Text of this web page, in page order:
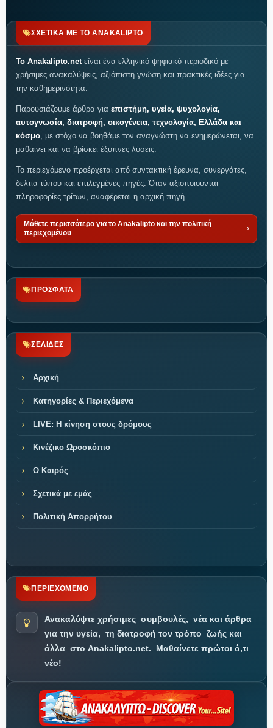
ΣΧΕΤΙΚΑ ΜΕ ΤΟ ANAKALIPTO
Το Anakalipto.netείναι ένα ελληνικό ψηφιακό περιοδικό με
χρήσιμες ανακαλύψεις, αξιόπιστη γνώση και πρακτικές ιδέες για
την καθημερινότητα.
Παρουσιάζουμε άρθρα για επιστήμη, υγεία, ψυχολογία,
αυτογνωσία, διατροφή, οικογένεια, τεχνολογία, Ελλάδα και
κόσμο, με στόχο να βοηθάμε τον αναγνώστη να ενημερώνεται, να
μαθαίνει και να βρίσκει έξυπνες λύσεις.
Το περιεχόμενο προέρχεται από συντακτική έρευνα, συνεργάτες,
δελτία τύπου και επιλεγμένες πηγές. Όταν αξιοποιούνται
πληροφορίες τρίτων, αναφέρεται η αρχική πηγή.
Μάθετε περισσότερα για το Anakalipto και την πολιτική
περιεχομένου
.
ΠΡΟΣΦΑΤΑ
ΣΕΛΙΔΕΣ
Αρχική
Κατηγορίες & Περιεχόμενα
LIVE: Η κίνηση στους δρόμους
Κινέζικο Ωροσκόπιο
Ο Καιρός
Σχετικά με εμάς
Πολιτική Απορρήτου
ΠΕΡΙΕΧΟΜΕΝΟ
Ανακαλύψτε χρήσιμες συμβουλές, νέα και άρθρα
για την υγεία, τη διατροφή τον τρόπο ζωής και
άλλα στο Anakalipto.net.
Μαθαίνετε πρώτοι ό,τι
νέο!